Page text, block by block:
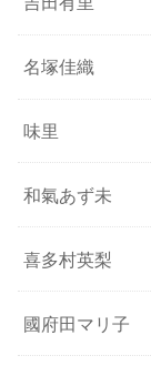
名塚佳織
味里
和氣あず未
喜多村英梨
國府田マリ子